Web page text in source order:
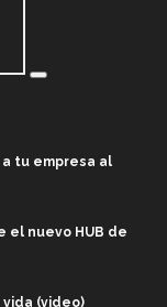
tu empresa al
el nuevo HUB de
vida (video)